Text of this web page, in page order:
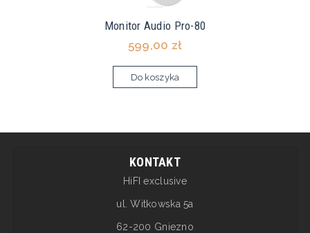
Monitor Audio Pro-80
599,00 zł
Do koszyka
KONTAKT
HiFI exclusive
ul. Witkowska 5a
62-200 Gniezno